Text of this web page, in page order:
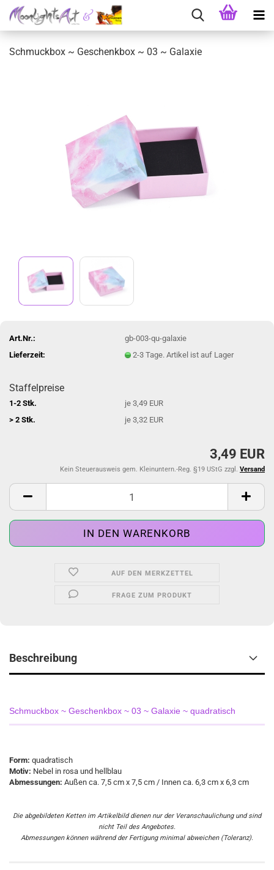
Schmuckbox ~ Geschenkbox ~ 03 ~ Galaxie
Art.Nr.:
gb-003-qu-galaxie
Lieferzeit:
2-3 Tage. Artikel ist auf Lager
Staffelpreise
1-2 Stk.
je 3,49 EUR
> 2 Stk.
je 3,32 EUR
3,49 EUR
Kein Steuerausweis gem. Kleinuntern.-Reg. §19 UStG zzgl. Versand
AUF DEN MERKZETTEL
FRAGE ZUM PRODUKT
Beschreibung
Schmuckbox ~ Geschenkbox ~ 03 ~ Galaxie ~ quadratisch
Form: quadratisch
Motiv: Nebel in rosa und hellblau
Abmessungen: Außen ca. 7,5 cm x 7,5 cm / Innen ca. 6,3 cm x 6,3 cm
Die abgebildeten Ketten im Artikelbild dienen nur der Veranschaulichung und sind
nicht Teil des Angebotes.
Abmessungen können während der Fertigung minimal abweichen (Toleranz).